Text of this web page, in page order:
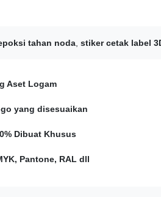
tahan noda stiker cetak label
Aset Logam
yang disesuaikan
Dibuat Khusus
Pantone, RAL dll